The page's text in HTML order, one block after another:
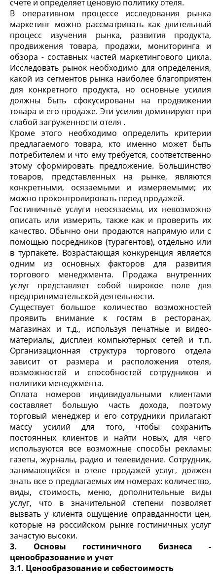
счете и определяет ценовую политику отеля.
В оперативном процессе исследования рынка
маркетинг можно рассматривать как длительный
процесс изучения рынка, развития продукта,
продвижения товара, продажи, мониторинга и
обзора - составных частей маркетингового цикла.
Исследовать рынок необходимо для определения,
какой из сегментов рынка наиболее благоприятен
для конкретного продукта, но основные усилия
должны быть сфокусированы на продвижении
товара и его продаже. Эти усилия доминируют при
слабой загруженности отеля .
Кроме этого необходимо определить критерии
предлагаемого товара, кто именно может быть
потребителем и что ему требуется, соответственно
этому сформировать предложение. Большинство
товаров, представленных на рынке, являются
конкретными, осязаемыми и измеряемыми; их
можно проконтролировать перед продажей.
Гостиничные услуги неосязаемы, их невозможно
описать или измерить, также как и проверить их
качество. Обычно они продаются напрямую или с
помощью посредников (турагентов), отдельно или
в турпакете. Возрастающая конкуренция является
одним из основных факторов для развития
торгового менеджмента. Продажа внутренних
услуг представляет собой широкое поле для
предпринимательской деятельности.
Существует большое количество возможностей
проявить внимание к гостям в ресторанах,
магазинах и т.д., используя печатные и видео-
материалы, дисплеи компьютерных сетей и т.п.
Организационная структура торгового отдела
зависит от размера и расположения отеля,
возможностей и способностей сотрудников и
политики менеджмента.
Оплата номеров индивидуальными клиентами
составляет большую часть дохода, поэтому
торговый менеджер и его сотрудники прилагают
массу усилий для того, чтобы сохранить
постоянных клиентов и найти новых, для чего
используются все возможные способы рекламы:
газеты, журналы, радио и телевидение. Сотрудник,
занимающийся в отеле продажей услуг, должен
знать все о предлагаемых им номерах: количество,
виды, стоимость, меню, дополнительные виды
услуг, что в значительной степени позволяет
вызвать у клиента ощущение оправданности цен,
которые на российском рынке гостиничных услуг
зачастую высоки.
3. Основы гостиничного бизнеса -
ценообразование и учет
3.1. Ценообразование и себестоимость